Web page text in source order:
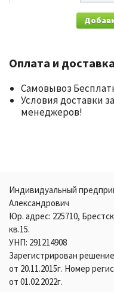
Оплата и доставка
Самовывоз
Условия доставки
менеджеров!
Индивидуальный
Александрович
Юр. адрес: 225710,
кв.15.
УНП: 291214908
Зарегистрирован
от 20.11.2015г. Номер
от 01.02.2022г.